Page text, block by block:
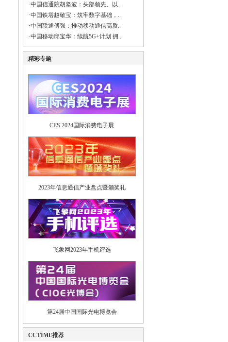
·中国信通院胡坚波：头部领先、以..
·中国铁塔赵敬宝：筑牢数字基础，..
·中国联通傅强：推动移动通信高质..
·中国移动邱宝华：续航5G+计划 拥..
精彩专题
CES 2024国际消费电子展
2023年信息通信产业盘点暨颁奖礼
飞象网2023年手机评选
第24届中国国际光电博览会
CCTIME推荐